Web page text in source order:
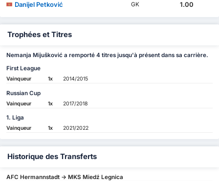
Danijel Petković
GK 1.00
Trophées et Titres
Nemanja Mijušković a remporté 4 titres jusqu'à présent dans sa carrière.
First League
Vainqueur 1x 2014/2015
Russian Cup
Vainqueur 1x 2017/2018
1. Liga
Vainqueur 1x 2021/2022
Historique des Transferts
AFC Hermannstadt -> MKS Miedź Legnica